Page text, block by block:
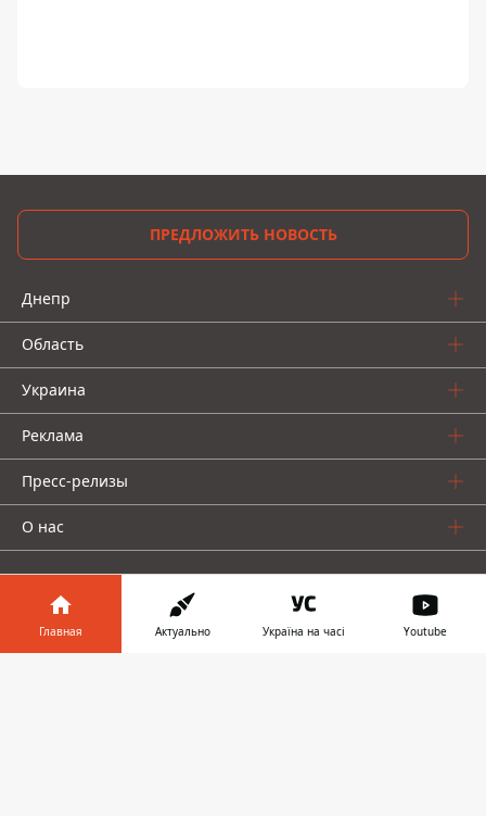
ПРЕДЛОЖИТЬ НОВОСТЬ
Днепр
Область
Украина
Реклама
Пресс-релизы
О нас
Главная Актуально Україна на часі Youtube